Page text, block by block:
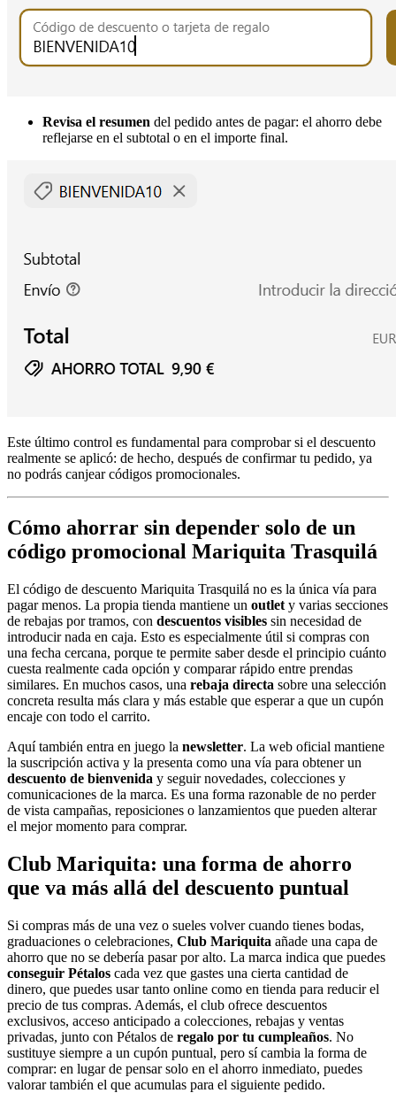
Revisa el resumen del pedido antes de pagar: el ahorro debe
reflejarse en el subtotal o en el importe final.
Este último control es fundamental para comprobar si el descuento
realmente se aplicó: de hecho, después de confirmar tu pedido, ya
no podrás canjear códigos promocionales.
Cómo ahorrar sin depender solo de un
código promocional Mariquita Trasquilá
El código de descuento Mariquita Trasquilá no es la única vía para
pagar menos. La propia tienda mantiene un outlet y varias secciones
de rebajas por tramos, con descuentos visibles sin necesidad de
introducir nada en caja. Esto es especialmente útil si compras con
una fecha cercana, porque te permite saber desde el principio cuánto
cuesta realmente cada opción y comparar rápido entre prendas
similares. En muchos casos, una rebaja directa sobre una selección
concreta resulta más clara y más estable que esperar a que un cupón
encaje con todo el carrito.
Aquí también entra en juego la newsletter. La web oficial mantiene
la suscripción activa y la presenta como una vía para obtener un
descuento de bienvenida y seguir novedades, colecciones y
comunicaciones de la marca. Es una forma razonable de no perder
de vista campañas, reposiciones o lanzamientos que pueden alterar
el mejor momento para comprar.
Club Mariquita: una forma de ahorro
que va más allá del descuento puntual
Si compras más de una vez o sueles volver cuando tienes bodas,
graduaciones o celebraciones, Club Mariquita añade una capa de
ahorro que no se debería pasar por alto. La marca indica que puedes
conseguir Pétalos cada vez que gastes una cierta cantidad de
dinero, que puedes usar tanto online como en tienda para reducir el
precio de tus compras. Además, el club ofrece descuentos
exclusivos, acceso anticipado a colecciones, rebajas y ventas
privadas, junto con Pétalos de regalo por tu cumpleaños. No
sustituye siempre a un cupón puntual, pero sí cambia la forma de
comprar: en lugar de pensar solo en el ahorro inmediato, puedes
valorar también el que acumulas para el siguiente pedido.